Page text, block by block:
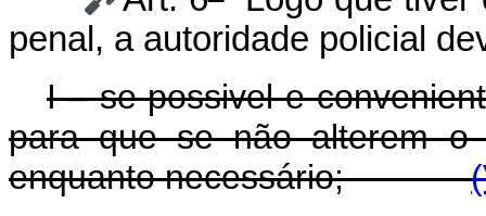
penal, a autoridade policial
I – se possivel e
para que se não alterem o
enquanto necessário;